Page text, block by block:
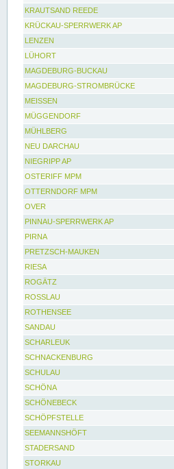
KRAUTSAND REEDE
KRÜCKAU-SPERRWERK AP
LENZEN
LÜHORT
MAGDEBURG-BUCKAU
MAGDEBURG-STROMBRÜCKE
MEISSEN
MÜGGENDORF
MÜHLBERG
NEU DARCHAU
NIEGRIPP AP
OSTERIFF MPM
OTTERNDORF MPM
OVER
PINNAU-SPERRWERK AP
PIRNA
PRETZSCH-MAUKEN
RIESA
ROGÄTZ
ROSSLAU
ROTHENSEE
SANDAU
SCHARLEUK
SCHNACKENBURG
SCHULAU
SCHÖNA
SCHÖNEBECK
SCHÖPFSTELLE
SEEMANNSHÖFT
STADERSAND
STORKAU